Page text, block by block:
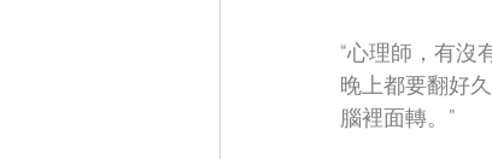
“心理師，有沒
晚上都要翻好
腦裡面轉。”